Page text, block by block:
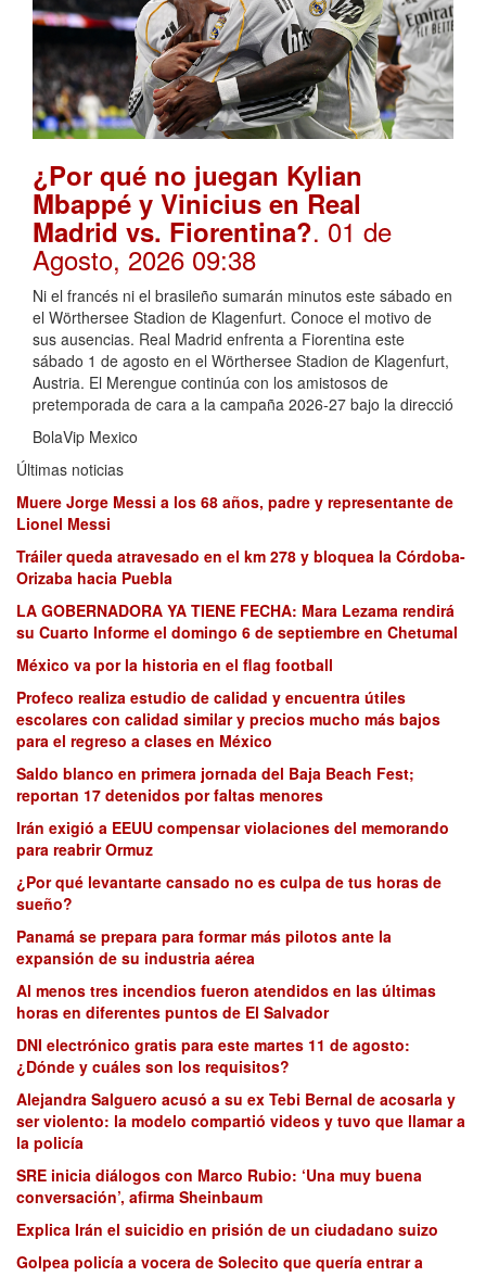
¿Por qué no juegan Kylian
Mbappé y Vinicius en Real
Madrid vs. Fiorentina?. 01 de
Agosto, 2026 09:38
Ni el francés ni el brasileño sumarán minutos este sábado en
el Wörthersee Stadion de Klagenfurt. Conoce el motivo de
sus ausencias. Real Madrid enfrenta a Fiorentina este
sábado 1 de agosto en el Wörthersee Stadion de Klagenfurt,
Austria. El Merengue continúa con los amistosos de
pretemporada de cara a la campaña 2026-27 bajo la direcció
BolaVip Mexico
Últimas noticias
Muere Jorge Messi a los 68 años, padre y representante de
Lionel Messi
Tráiler queda atravesado en el km 278 y bloquea la Córdoba-
Orizaba hacia Puebla
LA GOBERNADORA YA TIENE FECHA: Mara Lezama rendirá
su Cuarto Informe el domingo 6 de septiembre en Chetumal
México va por la historia en el flag football
Profeco realiza estudio de calidad y encuentra útiles
escolares con calidad similar y precios mucho más bajos
para el regreso a clases en México
Saldo blanco en primera jornada del Baja Beach Fest;
reportan 17 detenidos por faltas menores
Irán exigió a EEUU compensar violaciones del memorando
para reabrir Ormuz
¿Por qué levantarte cansado no es culpa de tus horas de
sueño?
Panamá se prepara para formar más pilotos ante la
expansión de su industria aérea
Al menos tres incendios fueron atendidos en las últimas
horas en diferentes puntos de El Salvador
DNI electrónico gratis para este martes 11 de agosto:
¿Dónde y cuáles son los requisitos?
Alejandra Salguero acusó a su ex Tebi Bernal de acosarla y
ser violento: la modelo compartió videos y tuvo que llamar a
la policía
SRE inicia diálogos con Marco Rubio: ‘Una muy buena
conversación’, afirma Sheinbaum
Explica Irán el suicidio en prisión de un ciudadano suizo
Golpea policía a vocera de Solecito que quería entrar a